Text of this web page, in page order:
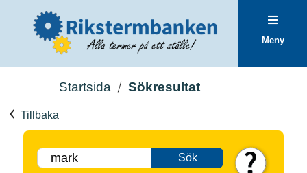
Meny
Startsida Sökresultat
Tillbaka
Sök